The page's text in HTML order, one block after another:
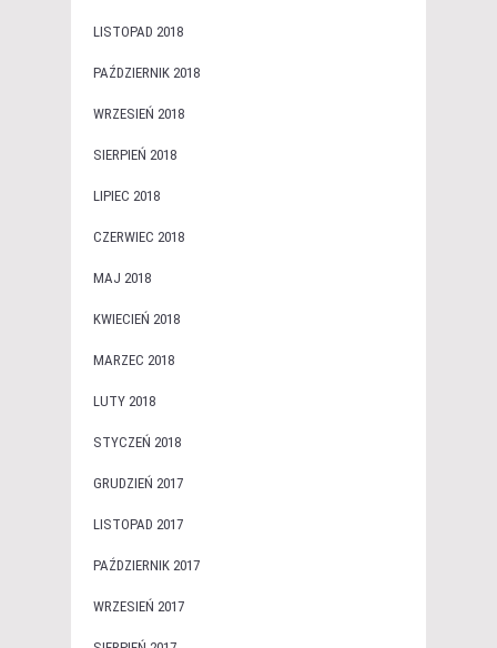
LISTOPAD 2018
PAŹDZIERNIK 2018
WRZESIEŃ 2018
SIERPIEŃ 2018
LIPIEC 2018
CZERWIEC 2018
MAJ 2018
KWIECIEŃ 2018
MARZEC 2018
LUTY 2018
STYCZEŃ 2018
GRUDZIEŃ 2017
LISTOPAD 2017
PAŹDZIERNIK 2017
WRZESIEŃ 2017